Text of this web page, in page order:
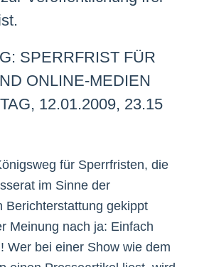
SPERRFRIST FÜR
ONLINE-MEDIEN
12.01.2009, 23.15
für Sperrfristen, die
im Sinne der
Berichterstattung gekippt
Meinung nach ja: Einfach
Wer bei einer Show wie dem